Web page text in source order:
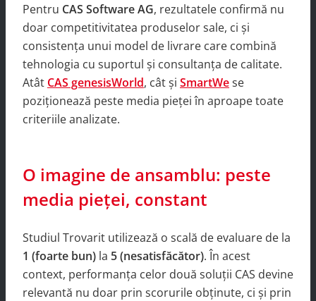
Pentru CAS Software AG, rezultatele confirmă nu
doar competitivitatea produselor sale, ci și
consistența unui model de livrare care combină
tehnologia cu suportul și consultanța de calitate.
Atât CAS genesisWorld, cât și SmartWese
poziționează peste media pieței în aproape toate
criteriile analizate.
O imagine de ansamblu: peste
media pieței, constant
Studiul Trovarit utilizează o scală de evaluare de la
1 (foarte bun) la 5 (nesatisfăcător). În acest
context, performanța celor două soluții CAS devine
relevantă nu doar prin scorurile obținute, ci și prin